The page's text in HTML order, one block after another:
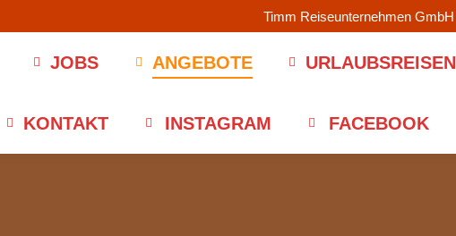
Timm Reiseunternehmen GmbH
JOBS ANGEBOTE URLAUBSREISEN
KONTAKT INSTAGRAM FACEBOOK